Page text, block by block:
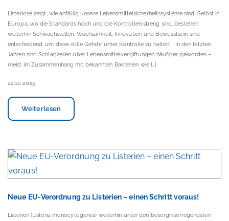
Listeriose zeigt, wie anfällig unsere Lebensmittelsicherheitssysteme sind. Selbst in
Europa, wo die Standards hoch und die Kontrollen streng sind, bestehen
weiterhin Schwachstellen. Wachsamkeit, Innovation und Bewusstsein sind
entscheidend, um diese stille Gefahr unter Kontrolle zu halten. In den letzten
Jahren sind Schlagzeilen über Lebensmittelvergiftungen häufiger geworden –
meist im Zusammenhang mit bekannten Bakterien wie […]
22.10.2025
Weiterlesen
Neue EU-Verordnung zu Listerien – einen Schritt voraus!
Listerien (Listeria monocytogenes) weiterhin unter den besorgniserregendsten